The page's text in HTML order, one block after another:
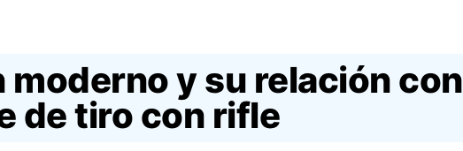
moderno y su relación con
de tiro con rifle